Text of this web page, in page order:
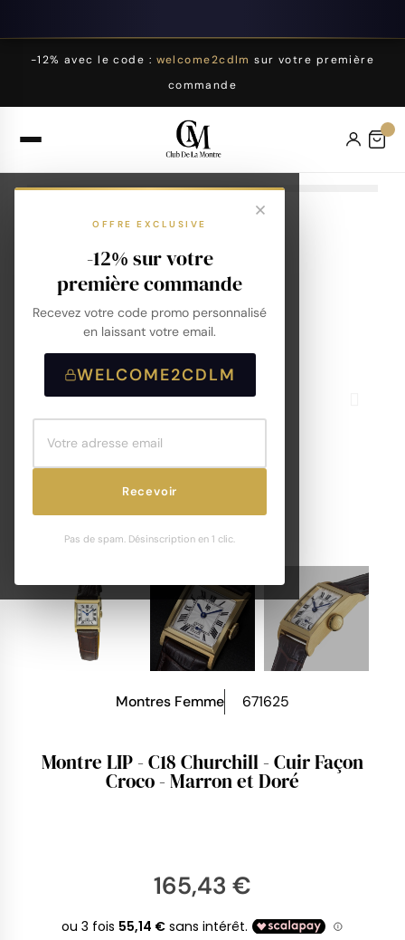
-12% avec le code : welcome2cdlm sur votre première
commande
OFFRE EXCLUSIVE
-12% sur votre
première commande
Recevez votre code promo personnalisé
en laissant votre email.
WELCOME2CDLM
Recevoir
Pas de spam. Désinscription en 1 clic.
Montres Femme 671625
Montre LIP - C18 Churchill - Cuir Façon
Croco - Marron et Doré
165,43 €